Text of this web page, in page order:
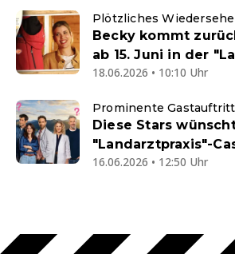
Plötzliches
Becky kommt
ab 15. Juni in der
18.06.2026 • 10:10 Uhr
Prominente
Diese Stars
"Landarztpraxis"-
16.06.2026 • 12:50 Uhr